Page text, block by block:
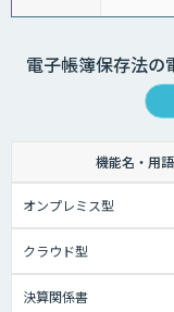
電子帳簿保存法の
機能名・用語
オンプレミス型
クラウド型
決算関係書